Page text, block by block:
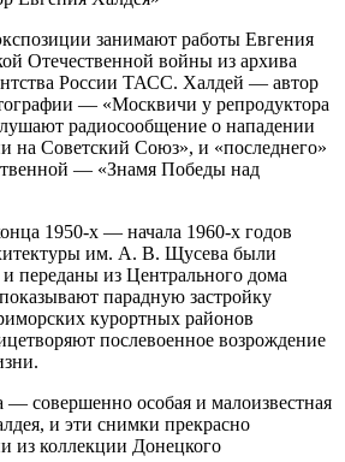
занимают работы Евгения
Отечественной войны из архива
России ТАСС. Халдей — автор
— «Москвичи у репродуктора
радиосообщение о нападении
на Советский Союз», и «последнего»
— «Знамя Победы над
1950-х — начала 1960-х годов
им. А. В. Щусева были
переданы из Центрального дома
парадную застройку
курортных районов
послевоенное возрождение
— совершенно особая и малоизвестная
и эти снимки прекрасно
из коллекции Донецкого